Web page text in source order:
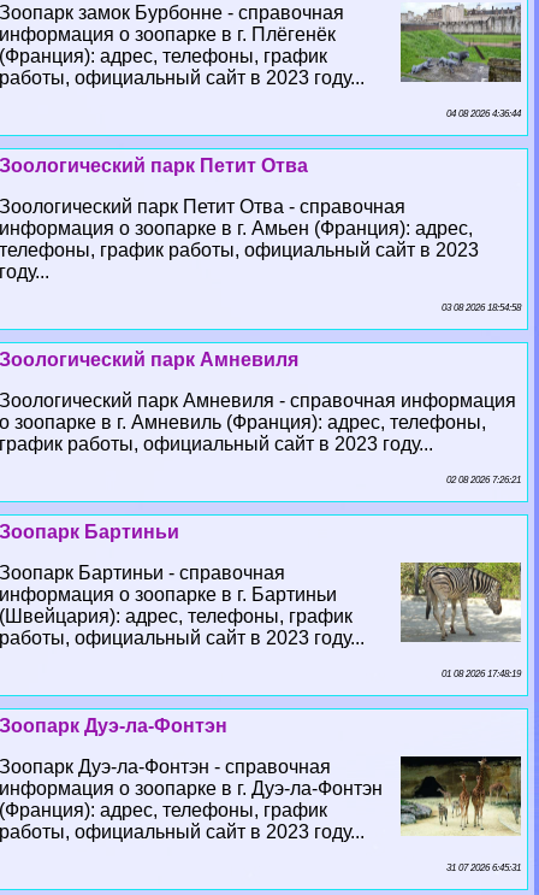
Зоопарк замок Бурбонне - справочная
информация о зоопарке в г. Плёгенёк
(Франция): адрес, телефоны, график
работы, официальный сайт в 2023 году...
04 08 2026 4:36:44
Зоологический парк Петит Отва
Зоологический парк Петит Отва - справочная
информация о зоопарке в г. Амьен (Франция): адрес,
телефоны, график работы, официальный сайт в 2023
году...
03 08 2026 18:54:58
Зоологический парк Амневиля
Зоологический парк Амневиля - справочная информация
о зоопарке в г. Амневиль (Франция): адрес, телефоны,
график работы, официальный сайт в 2023 году...
02 08 2026 7:26:21
Зоопарк Бартиньи
Зоопарк Бартиньи - справочная
информация о зоопарке в г. Бартиньи
(Швейцария): адрес, телефоны, график
работы, официальный сайт в 2023 году...
01 08 2026 17:48:19
Зоопарк Дуэ-ла-Фонтэн
Зоопарк Дуэ-ла-Фонтэн - справочная
информация о зоопарке в г. Дуэ-ла-Фонтэн
(Франция): адрес, телефоны, график
работы, официальный сайт в 2023 году...
31 07 2026 6:45:31